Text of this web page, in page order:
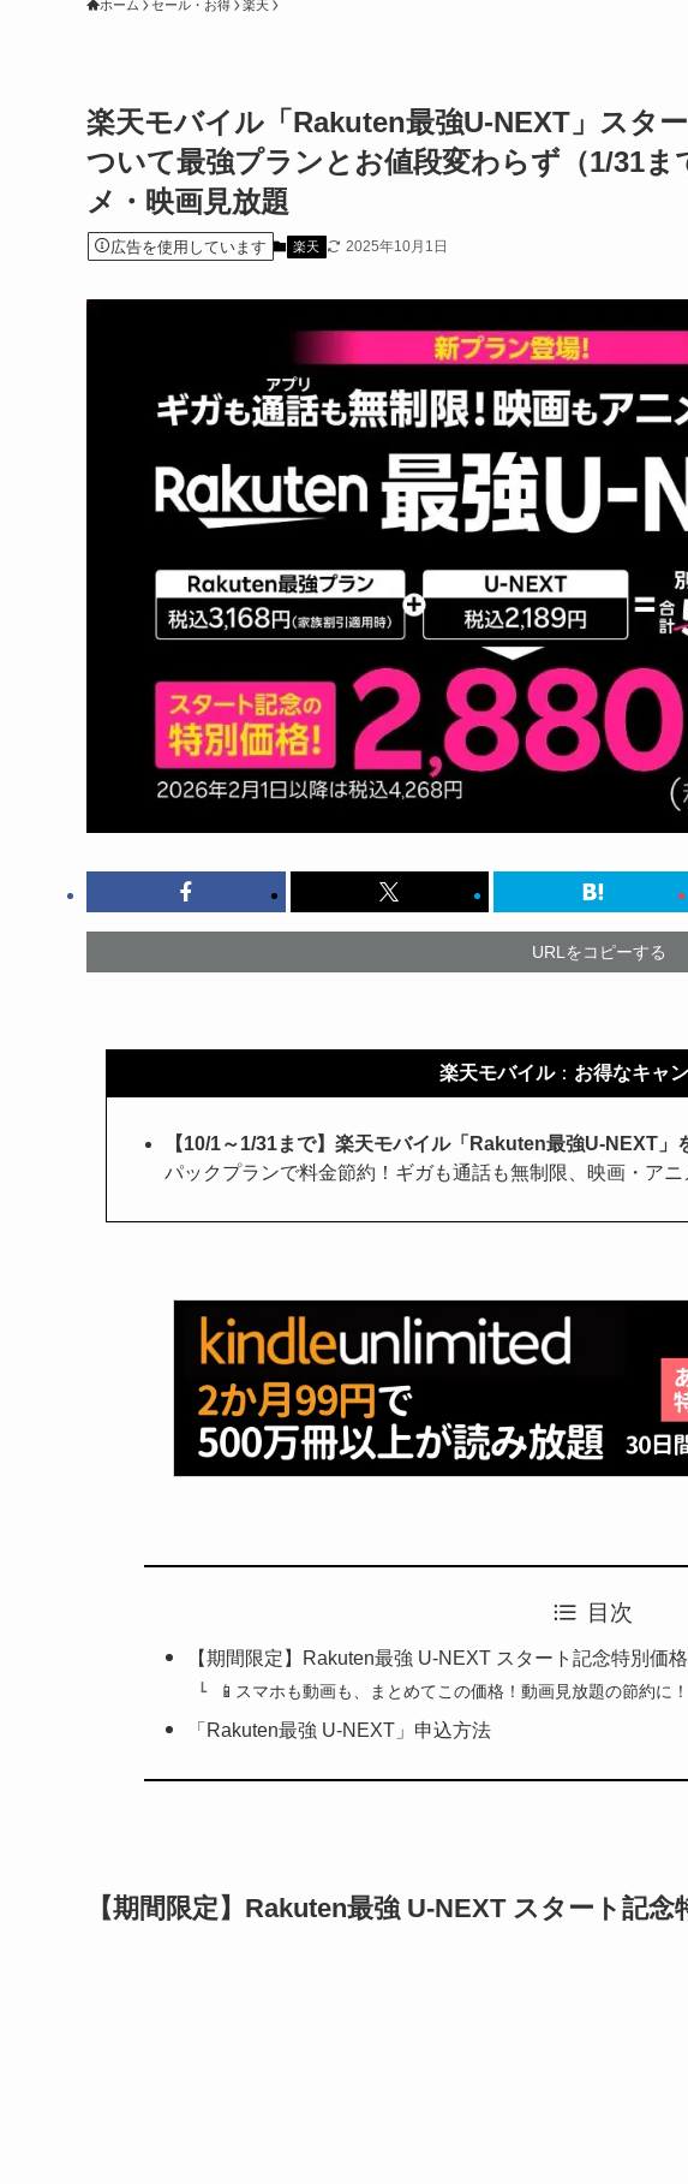
ホーム セール・お得 楽天
楽天モバイル「Rakuten最強U-NEXT」スタ
ついて最強プランとお値段変わらず（1/31
メ・映画見放題
広告を使用しています 楽天 2025年10月1日
URLをコピーする
楽天モバイル： お得なキャ
【10/1～1/31まで】楽天モバイル「Rakuten最強U-NEXT」
パックプランで料金節約！ギガも通話も無制限、映画・アニ
目次
【期間限定】Rakuten最強 U-NEXT スタート記念特別価格
📱スマホも動画も、まとめてこの価格！動画見放題の節約に！
「Rakuten最強 U-NEXT」申込方法
【期間限定】Rakuten最強 U-NEXT スタート記念